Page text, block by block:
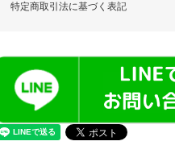
特定商取引法に基づく表記